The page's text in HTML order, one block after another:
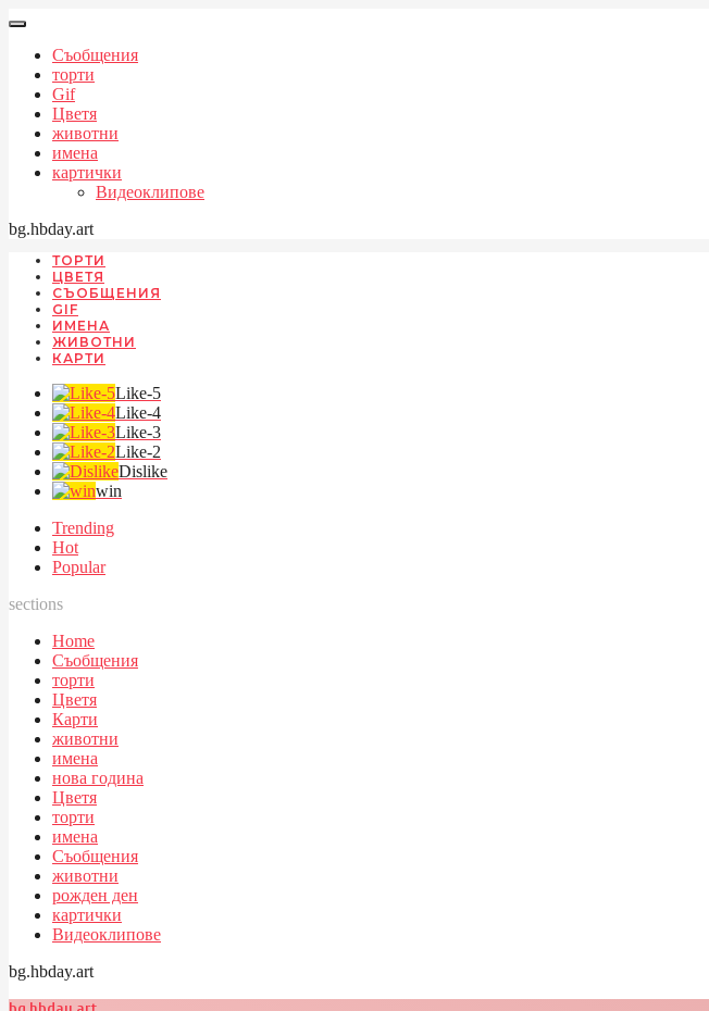
Съобщения
торти
Gif
Цветя
животни
имена
картички
Видеоклипове
bg.hbday.art
ТОРТИ
ЦВЕТЯ
СЪОБЩЕНИЯ
GIF
ИМЕНА
ЖИВОТНИ
КАРТИ
Like-5
Like-4
Like-3
Like-2
Dislike
win
Trending
Hot
Popular
sections
Home
Съобщения
торти
Цветя
Карти
животни
имена
нова година
Цветя
торти
имена
Съобщения
животни
рожден ден
картички
Видеоклипове
bg.hbday.art